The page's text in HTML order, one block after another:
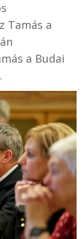
Tamás a
a Budai